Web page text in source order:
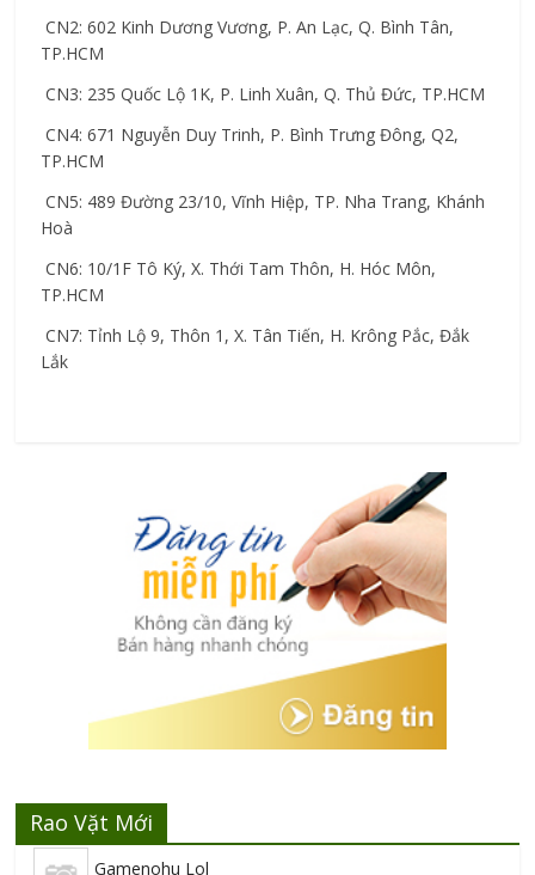
CN2: 602 Kinh Dương Vương, P. An Lạc, Q. Bình Tân,
TP.HCM
CN3: 235 Quốc Lộ 1K, P. Linh Xuân, Q. Thủ Đức, TP.HCM
CN4: 671 Nguyễn Duy Trinh, P. Bình Trưng Đông, Q2,
TP.HCM
CN5: 489 Đường 23/10, Vĩnh Hiệp, TP. Nha Trang, Khánh
Hoà
CN6: 10/1F Tô Ký, X. Thới Tam Thôn, H. Hóc Môn,
TP.HCM
CN7: Tỉnh Lộ 9, Thôn 1, X. Tân Tiến, H. Krông Pắc, Đắk
Lắk
Rao Vặt Mới
Gamenohu Lol